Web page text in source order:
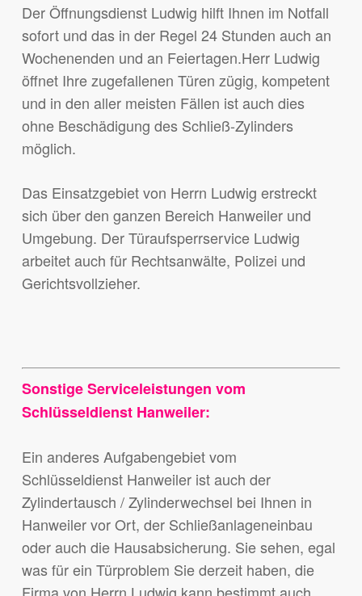
Der Öffnungsdienst Ludwig hilft Ihnen im Notfall
sofort und das in der Regel 24 Stunden auch an
Wochenenden und an Feiertagen.Herr Ludwig
öffnet Ihre zugefallenen Türen zügig, kompetent
und in den aller meisten Fällen ist auch dies
ohne Beschädigung des Schließ-Zylinders
möglich.
Das Einsatzgebiet von Herrn Ludwig erstreckt
sich über den ganzen Bereich Hanweiler und
Umgebung. Der Türaufsperrservice Ludwig
arbeitet auch für Rechtsanwälte, Polizei und
Gerichtsvollzieher.
Sonstige Serviceleistungen vom
Schlüsseldienst Hanweiler:
Ein anderes Aufgabengebiet vom
Schlüsseldienst Hanweiler ist auch der
Zylindertausch / Zylinderwechsel bei Ihnen in
Hanweiler vor Ort, der Schließanlageneinbau
oder auch die Hausabsicherung. Sie sehen, egal
was für ein Türproblem Sie derzeit haben, die
Firma von Herrn Ludwig kann bestimmt auch